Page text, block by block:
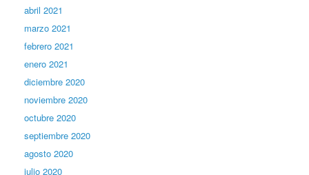
abril 2021
marzo 2021
febrero 2021
enero 2021
diciembre 2020
noviembre 2020
octubre 2020
septiembre 2020
agosto 2020
julio 2020